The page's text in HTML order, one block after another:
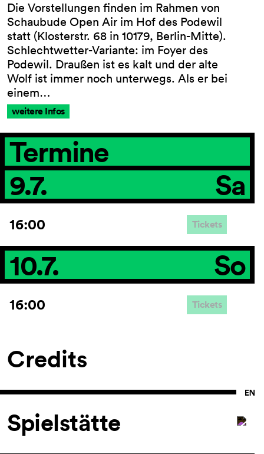
AGB
Impressum
Datenschutz
Barrierefreiheitserklärung
Die Vorstellungen finden im Rahmen von
Schaubude Open Air im Hof des Podewil
statt (Klosterstr. 68 in 10179, Berlin-Mitte).
Schlechtwetter-Variante: im Foyer des
Podewil. Draußen ist es kalt und der alte
Wolf ist immer noch unterwegs. Als er bei
einem…
weitere Infos
Termine
9.7.
Sa
16:00 Tickets
10.7. So
16:00 Tickets
Credits
Spielstätte